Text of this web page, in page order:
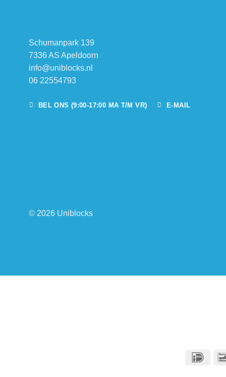
Schumanpark 139
7336 AS Apeldoorn
info@uniblocks.nl
06 22554793
BEL ONS (9:00-17:00 MA T/M VR) E-MAIL
© 2026 Uniblocks
IDeal